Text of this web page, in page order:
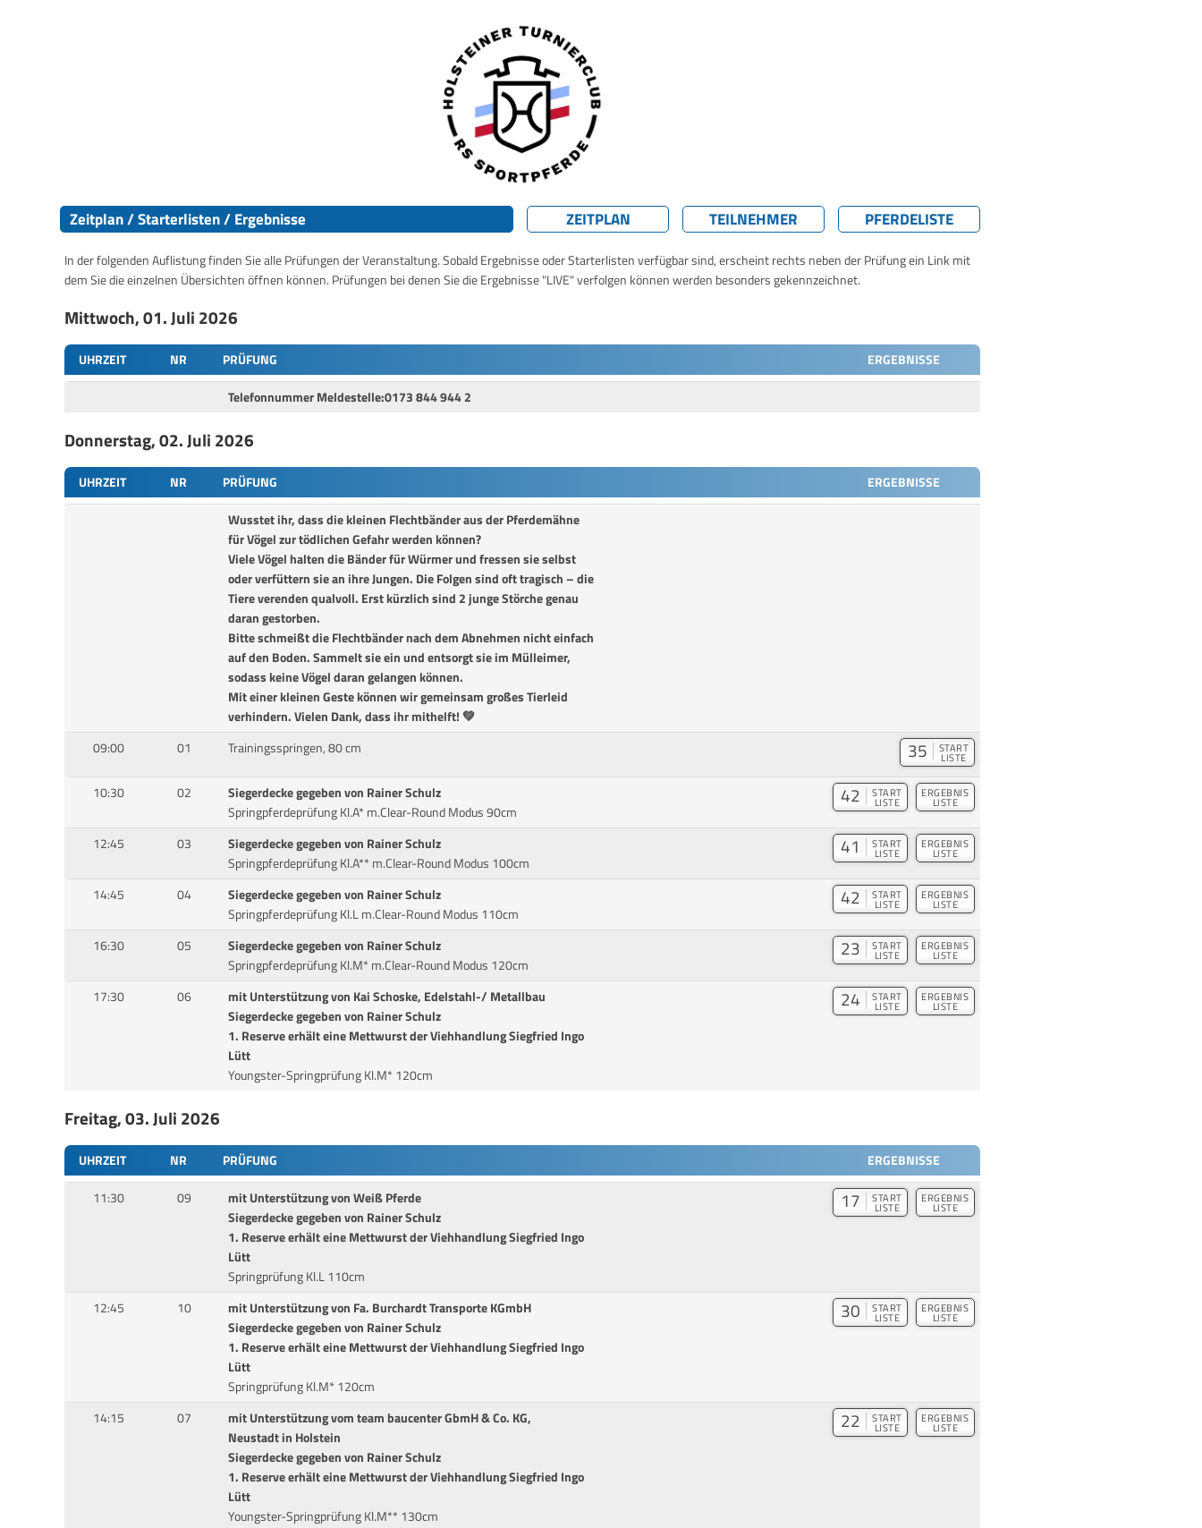
Zeitplan / Starterlisten / Ergebnisse ZEITPLAN TEILNEHMER PFERDELISTE
In der folgenden Auflistung finden Sie alle Prüfungen der Veranstaltung. Sobald Ergebnisse oder Starterlisten verfügbar sind, erscheint rechts neben der Prüfung ein Link mit
dem Sie die einzelnen Übersichten öffnen können. Prüfungen bei denen Sie die Ergebnisse "LIVE" verfolgen können werden besonders gekennzeichnet.
Mittwoch, 01. Juli 2026
UHRZEIT NR PRÜFUNG
ERGEBNISSE
Telefonnummer Meldestelle:0173 844 944 2
Donnerstag, 02. Juli 2026
UHRZEIT NR PRÜFUNG
ERGEBNISSE
Wusstet ihr, dass die kleinen Flechtbänder aus der Pferdemähne
für Vögel zur tödlichen Gefahr werden können?
Viele Vögel halten die Bänder für Würmer und fressen sie selbst
oder verfüttern sie an ihre Jungen. Die Folgen sind oft tragisch – die
Tiere verenden qualvoll. Erst kürzlich sind 2 junge Störche genau
daran gestorben.
Bitte schmeißt die Flechtbänder nach dem Abnehmen nicht einfach
auf den Boden. Sammelt sie ein und entsorgt sie im Mülleimer,
sodass keine Vögel daran gelangen können.
Mit einer kleinen Geste können wir gemeinsam großes Tierleid
verhindern. Vielen Dank, dass ihr mithelft! 💚
09:00
01 Trainingsspringen, 80 cm 35 START
LISTE
10:30 02
Siegerdecke gegeben von Rainer Schulz
Springpferdeprüfung Kl.A* m.Clear-Round Modus 90cm
42 START
LISTE
ERGEBNIS
LISTE
12:45 03
Siegerdecke gegeben von Rainer Schulz
Springpferdeprüfung Kl.A** m.Clear-Round Modus 100cm
41 START
LISTE
ERGEBNIS
LISTE
14:45 04
Siegerdecke gegeben von Rainer Schulz
Springpferdeprüfung Kl.L m.Clear-Round Modus 110cm
42 START
LISTE
ERGEBNIS
LISTE
16:30 05
Siegerdecke gegeben von Rainer Schulz
Springpferdeprüfung Kl.M* m.Clear-Round Modus 120cm
23 START
LISTE
ERGEBNIS
LISTE
17:30 06
mit Unterstützung von Kai Schoske, Edelstahl-/ Metallbau
Siegerdecke gegeben von Rainer Schulz
1. Reserve erhält eine Mettwurst der Viehhandlung Siegfried Ingo
Lütt
Youngster-Springprüfung Kl.M* 120cm
24 START
LISTE
ERGEBNIS
LISTE
Freitag, 03. Juli 2026
UHRZEIT NR PRÜFUNG
ERGEBNISSE
11:30
09
mit Unterstützung von Weiß Pferde
Siegerdecke gegeben von Rainer Schulz
1. Reserve erhält eine Mettwurst der Viehhandlung Siegfried Ingo
Lütt
Springprüfung Kl.L 110cm
17 START
LISTE
ERGEBNIS
LISTE
12:45 10
mit Unterstützung von Fa. Burchardt Transporte KGmbH
Siegerdecke gegeben von Rainer Schulz
1. Reserve erhält eine Mettwurst der Viehhandlung Siegfried Ingo
Lütt
Springprüfung Kl.M* 120cm
30 START
LISTE
ERGEBNIS
LISTE
14:15 07
mit Unterstützung vom team baucenter GbmH & Co. KG,
Neustadt in Holstein
Siegerdecke gegeben von Rainer Schulz
1. Reserve erhält eine Mettwurst der Viehhandlung Siegfried Ingo
Lütt
Youngster-Springprüfung Kl.M** 130cm
22 START
LISTE
ERGEBNIS
LISTE